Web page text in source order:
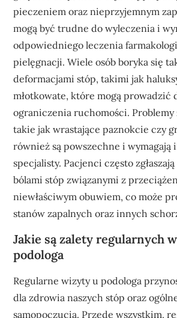
pieczeniem oraz nieprzyjemnym
mogą być trudne do wyleczenia i
odpowiedniego leczenia
pielęgnacji. Wiele osób boryka się
deformacjami stóp, takimi jak
młotkowate, które mogą prowadzić
ograniczenia ruchomości. Problemy
takie jak wrastające paznokcie czy
również są powszechne i wymagają
specjalisty. Pacjenci często
bólami stóp związanymi z
niewłaściwym obuwiem, co może
stanów zapalnych oraz innych
Jakie są zalety regularnych
podologa
Regularne wizyty u podologa
dla zdrowia naszych stóp oraz
samopoczucia. Przede wszystkim,